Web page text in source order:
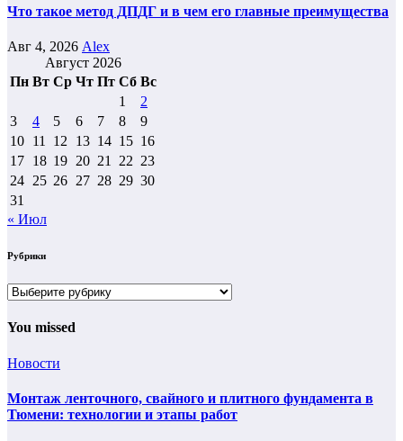
Что такое метод ДПДГ и в чем его главные преимущества
Авг 4, 2026 Alex
Август 2026
Пн Вт Ср Чт Пт Сб Вс
1
2
3
4 5 6 7 8
9
10 11 12 13 14 15 16
17 18 19 20 21 22 23
24 25 26 27 28 29 30
31
« Июл
Рубрики
Рубрики
You missed
Новости
Монтаж ленточного, свайного и плитного фундамента в
Тюмени: технологии и этапы работ